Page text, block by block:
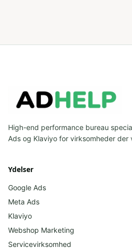
High-end performance bureau
Ads og Klaviyo for virksomheder
Ydelser
Google Ads
Meta Ads
Klaviyo
Webshop Marketing
Servicevirksomhed